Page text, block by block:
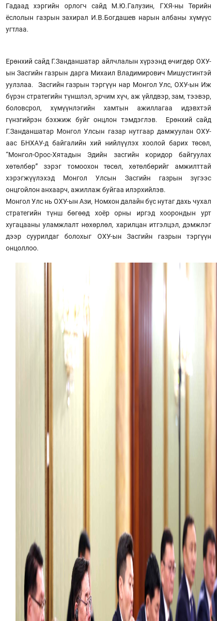
Гадаад хэргийн орлогч сайд М.Ю.Галузин, ГХЯ-ны Төрийн
ёслолын газрын захирал И.В.Богдашев нарын албаны хүмүүс
угтлаа.
Ерөнхий сайд Г.Занданшатар айлчлалын хүрээнд өчигдөр ОХУ-
ын Засгийн газрын дарга Михаил Владимирович Мишустинтэй
уулзлаа. Засгийн газрын тэргүүн нар Монгол Улс, ОХУ-ын Иж
бүрэн стратегийн түншлэл, эрчим хүч, аж үйлдвэр, зам, тээвэр,
боловсрол, хүмүүнлэгийн хамтын ажиллагаа идэвхтэй
гүнзгийрэн бэхжиж буйг онцлон тэмдэглэв. Ерөнхий сайд
Г.Занданшатар Монгол Улсын газар нутгаар дамжуулан ОХУ-
аас БНХАУ-д байгалийн хий нийлүүлэх хоолой барих төсөл,
“Монгол-Орос-Хятадын Эдийн засгийн коридор байгуулах
хөтөлбөр” зэрэг томоохон төсөл, хөтөлбөрийг амжилттай
хэрэгжүүлэхэд Монгол Улсын Засгийн газрын зүгээс
онцгойлон анхаарч, ажиллаж буйгаа илэрхийлэв.
Монгол Улс нь ОХУ-ын Ази, Номхон далайн бүс нутаг дахь чухал
стратегийн түнш бөгөөд хоёр орны иргэд хоорондын урт
хугацааны уламжлалт нөхөрлөл, харилцан итгэлцэл, дэмжлэг
дээр суурилдаг болохыг ОХУ-ын Засгийн газрын тэргүүн
онцоллоо.